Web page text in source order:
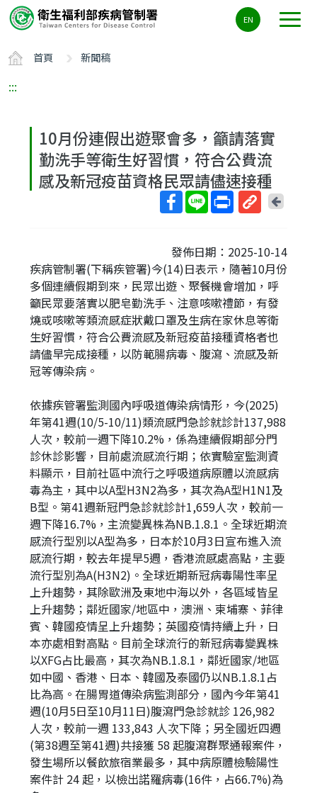
要
容
ALT+C
EN
首頁 新聞稿
:::
10月份連假出遊聚會多，籲請落實
勤洗手等衛生好習慣，符合公費流
感及新冠疫苗資格民眾請儘速接種
短
網
址
回
頁
發佈日期：2025-10-14
疾病管制署(下稱疾管署)今(14)日表示，隨著10月份
多個連續假期到來，民眾出遊、聚餐機會增加，呼
籲民眾要落實以肥皂勤洗手、注意咳嗽禮節，有發
燒或咳嗽等類流感症狀戴口罩及生病在家休息等衛
生好習慣，符合公費流感及新冠疫苗接種資格者也
請儘早完成接種，以防範腸病毒、腹瀉、流感及新
冠等傳染病。
依據疾管署監測國內呼吸道傳染病情形，今(2025)
年第41週(10/5-10/11)類流感門急診就診計137,988
人次，較前一週下降10.2%，係為連續假期部分門
診休診影響，目前處流感流行期；依實驗室監測資
料顯示，目前社區中流行之呼吸道病原體以流感病
毒為主，其中以A型H3N2為多，其次為A型H1N1及
B型。第41週新冠門急診就診計1,659人次，較前一
週下降16.7%，主流變異株為NB.1.8.1。全球近期流
感流行型別以A型為多，日本於10月3日宣布進入流
感流行期，較去年提早5週，香港流感處高點，主要
流行型別為A(H3N2)。全球近期新冠病毒陽性率呈
上升趨勢，其除歐洲及東地中海以外，各區域皆呈
上升趨勢；鄰近國家/地區中，澳洲、柬埔寨、菲律
賓、韓國疫情呈上升趨勢；英國疫情持續上升，日
本亦處相對高點。目前全球流行的新冠病毒變異株
以XFG占比最高，其次為NB.1.8.1，鄰近國家/地區
如中國、香港、日本、韓國及泰國仍以NB.1.8.1占
比為高。在腸胃道傳染病監測部分，國內今年第41
週(10月5日至10月11日)腹瀉門急診就診 126,982
人次，較前一週 133,843 人次下降；另全國近四週
(第38週至第41週)共接獲 58 起腹瀉群聚通報案件，
發生場所以餐飲旅宿業最多，其中病原體檢驗陽性
案件計 24 起，以檢出諾羅病毒(16件，占66.7%)為